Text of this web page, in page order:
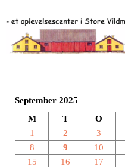
September 2025
M
T O
1
2 3
8
9 10
15
16 17